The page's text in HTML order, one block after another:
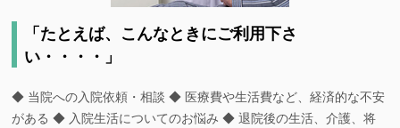
「たとえば、こんなときにご利用下さ
い・・・・」
◆ 当院への入院依頼・相談 ◆ 医療費や生活費など、経済的な不安
がある ◆ 入院生活についてのお悩み ◆ 退院後の生活、介護、将